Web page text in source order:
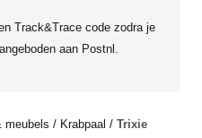
Track&Trace code zodra je
aan Postnl.
meubels / Krabpaal / Trixie